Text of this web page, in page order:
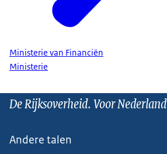
Ministerie van Financiën
Ministerie
De Rijksoverheid. Voor Nederland
Andere talen